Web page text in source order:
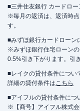
■三井住友銀行 カードロー
※毎月の返済は、返済時
す。
■みずほ銀行カードローン
※みずほ銀行住宅ローン
0.5%引き下がります。引
■レイクの貸付条件につい
詳細の貸付条件はこちら
■アイフルの貸付条件につ
※【商号】アイフル株式